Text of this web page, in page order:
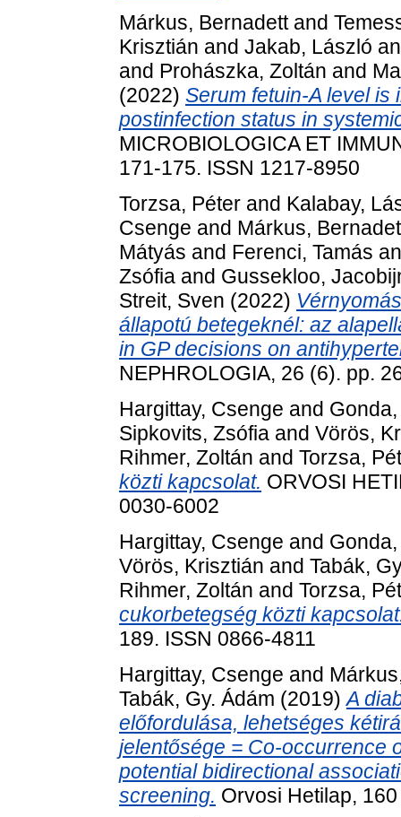
Márkus, Bernadettand
Krisztián and Jakab, László
and Prohászka, Zoltán and
(2022) Serum fetuin-A level is
postinfection status in
MICROBIOLOGICA ET
171-175. ISSN 1217-8950
Torzsa, Péter and Kalabay,
Csenge and Márkus,
Mátyás and Ferenci, Tamás
Zsófia and Gussekloo,
Streit, Sven (2022)
állapotú betegeknél: az
in GP decisions on
NEPHROLOGIA, 26 (6). pp.
Hargittay, Csenge and
Sipkovits, Zsófia and Vörös,
Rihmer, Zoltán and Torzsa,
közti kapcsolat. ORVOSI
0030-6002
Hargittay, Csenge and
Vörös, Krisztián and Tabák,
Rihmer, Zoltán and Torzsa,
cukorbetegség közti
189. ISSN 0866-4811
Hargittay, Csenge and
Tabák, Gy. Ádám (2019)A
előfordulása, lehetséges
jelentősége = Co-occurrence
potential bidirectional
screening. Orvosi Hetilap,